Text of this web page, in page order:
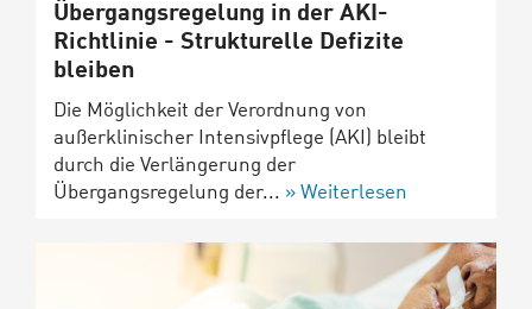
Übergangsregelung in der AKI-
Richtlinie - Strukturelle Defizite
bleiben
Die Möglichkeit der Verordnung von
außerklinischer Intensivpflege (AKI) bleibt
durch die Verlängerung der
Übergangsregelung der...
Weiterlesen